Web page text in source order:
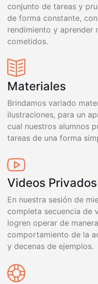
conjunto de tareas y
de forma constante,
rendimiento y aprender
cometidos.
Materiales
Brindamos variado
ilustraciones, para un
cual nuestros alumnos
tareas de una forma
Videos Privados
En nuestra sesión de
completa secuencia de
logren operar de
comportamiento de la
y decenas de ejemplos.